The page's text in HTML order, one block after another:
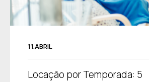
11.ABRIL
Locação por Temporada: 5